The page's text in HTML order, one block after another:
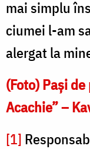
mai simplu
ciumei l-am
alergat la
(Foto) Paşi
Acachie” –
[1]